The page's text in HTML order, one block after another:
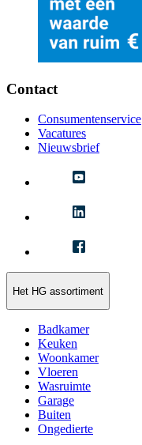
Contact
Consumentenservice
Vacatures
Nieuwsbrief
Het HG assortiment
Badkamer
Keuken
Woonkamer
Vloeren
Wasruimte
Garage
Buiten
Ongedierte